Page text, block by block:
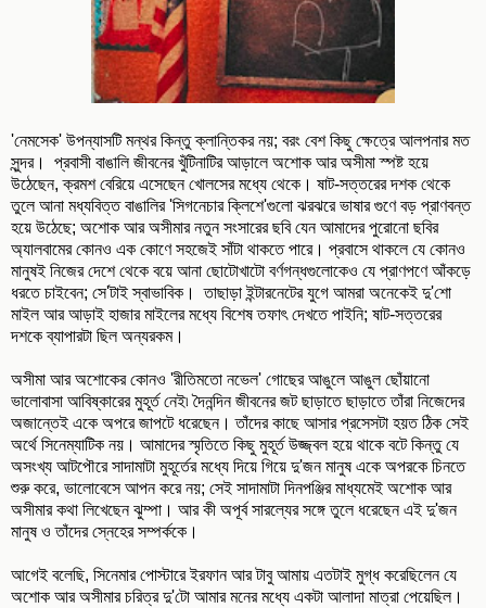
'নেমসেক' উপন্যাসটি মন্থর কিন্তু ক্লান্তিকর নয়; বরং বেশ কিছু ক্ষেত্রে আলপনার মত
সুন্দর। প্রবাসী বাঙালি জীবনের খুঁটিনাটির আড়ালে অশোক আর অসীমা স্পষ্ট হয়ে
উঠেছেন, ক্রমশ বেরিয়ে এসেছেন খোলসের মধ্যে থেকে। ষাট-সত্তরের দশক থেকে
তুলে আনা মধ্যবিত্ত বাঙালির 'সিগনেচার ক্লিশে'গুলো ঝরঝরে ভাষার গুণে বড় প্রাণবন্ত
হয়ে উঠেছে; অশোক আর অসীমার নতুন সংসারের ছবি যেন আমাদের পুরোনো ছবির
অ্যালবামের কোনও এক কোণে সহজেই সাঁটা থাকতে পারে। প্রবাসে থাকলে যে কোনও
মানুষই নিজের দেশে থেকে বয়ে আনা ছোটোখাটো বর্ণগন্ধগুলোকেও যে প্রাণপণে আঁকড়ে
ধরতে চাইবেন; সে'টাই স্বাভাবিক। তাছাড়া ইন্টারনেটের যুগে আমরা অনেকেই দু'শো
মাইল আর আড়াই হাজার মাইলের মধ্যে বিশেষ তফাৎ দেখতে পাইনি; ষাট-সত্তরের
দশকে ব্যাপারটা ছিল অন্যরকম।
অসীমা আর অশোকের কোনও 'রীতিমতো নভেল' গোছের আঙুলে আঙুল ছোঁয়ানো
ভালোবাসা আবিষ্কারের মুহূর্ত নেই৷ দৈনন্দিন জীবনের জট ছাড়াতে ছাড়াতে তাঁরা নিজেদের
অজান্তেই একে অপরে জাপটে ধরেছেন। তাঁদের কাছে আসার প্রসেসটা হয়ত ঠিক সেই
অর্থে সিনেম্যাটিক নয়। আমাদের স্মৃতিতে কিছু মুহূর্ত উজ্জ্বল হয়ে থাকে বটে কিন্তু যে
অসংখ্য আটপৌরে সাদামাটা মুহূর্তের মধ্যে দিয়ে গিয়ে দু'জন মানুষ একে অপরকে চিনতে
শুরু করে, ভালোবেসে আপন করে নয়; সেই সাদামাটা দিনপঞ্জির মাধ্যমেই অশোক আর
অসীমার কথা লিখেছেন ঝুম্পা। আর কী অপূর্ব সারল্যের সঙ্গে তুলে ধরেছেন এই দু'জন
মানুষ ও তাঁদের স্নেহের সম্পর্ককে।
আগেই বলেছি, সিনেমার পোস্টারে ইরফান আর টাবু আমায় এতটাই মুগ্ধ করেছিলেন যে
অশোক আর অসীমার চরিত্র দু'টো আমার মনের মধ্যে একটা আলাদা মাত্রা পেয়েছিল।